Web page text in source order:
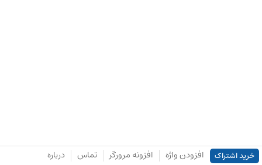
خرید اشتراک افزودن واژه افزونه مرورگر تماس درباره